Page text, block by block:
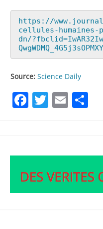
https://
cellules-
dn/
Source: Science Daily
Facebook
Twitter
Email